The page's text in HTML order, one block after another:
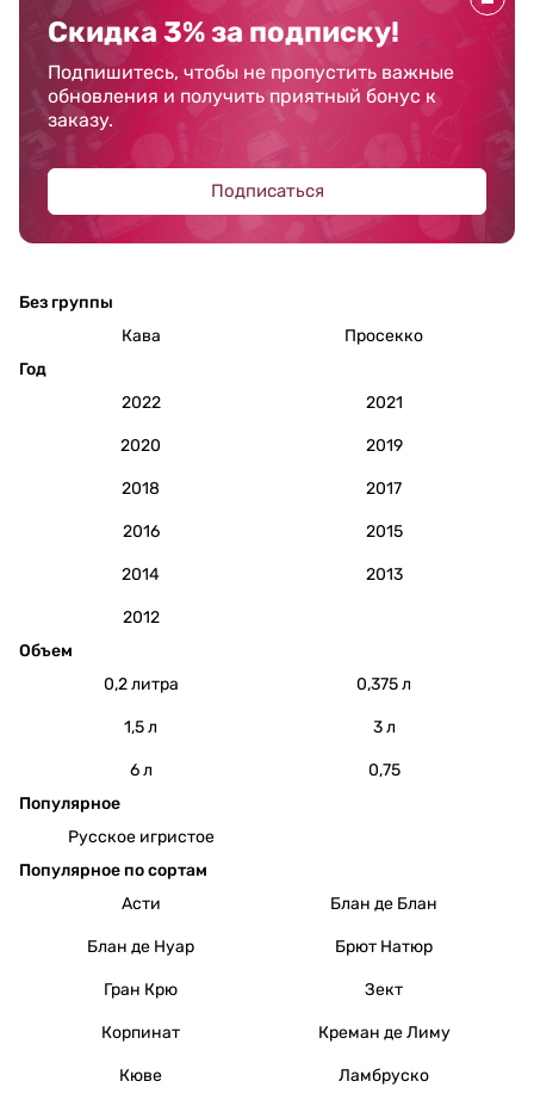
Скидка 3% за подписку!
Подпишитесь, чтобы не пропустить важные
обновления и получить приятный бонус к
заказу.
Подписаться
Без группы
Кава
Просекко
Год
2022
2021
2020 2019
2018 2017
2016 2015
2014 2013
2012
Объем
0,2 литра
0,375 л
1,5 л 3 л
6 л
0,75
Популярное
Русское игристое
Популярное по сортам
Асти
Блан де Блан
Блан де Нуар Брют Натюр
Гран Крю Зект
Корпинат Креман де Лиму
Кюве Ламбруско